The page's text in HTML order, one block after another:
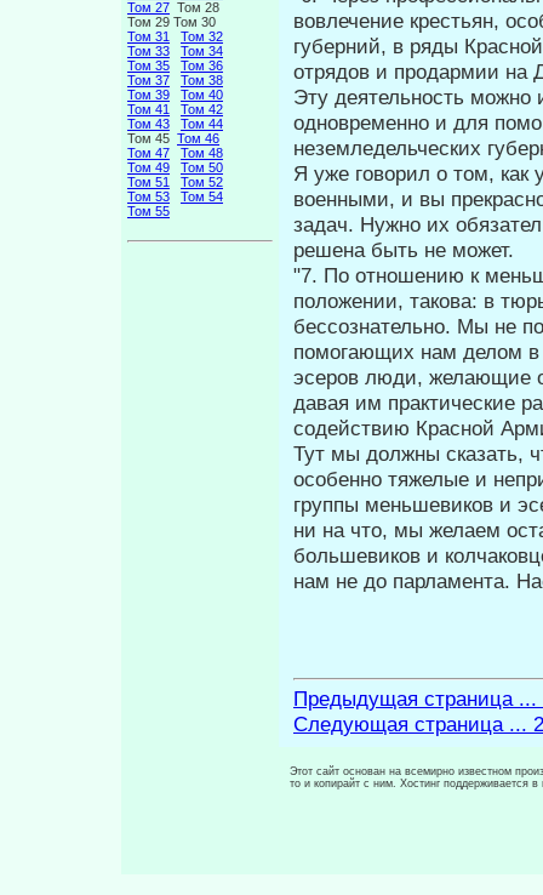
Том 27 Том 28
Том 29 Том 30
Том 31
Том 32
Том 33
Том 34
Том 35
Том 36
Том 37
Том 38
Том 39
Том 40
Том 41
Том 42
Том 43
Том 44
Том 45 Том 46
Том 47
Том 48
Том 49
Том 50
Том 51
Том 52
Том 53
Том 54
Том 55
вовлечение крестьян,
губерний, в ряды
отрядов и продармии на
Эту деятельность
одновремен­но и для
неземледельческих
Я уже говорил о том, как
военными, и вы
задач. Нужно их
решена быть не может.
"7. По отношению к
положе­нии, такова: в
бессознательно. Мы не
помогающих нам делом
эсеров люди, желающие
давая им практические
содействию Красной
Тут мы должны сказать,
особенно тяжелые и
группы меньшевиков и
ни на что, мы желаем
большевиков и
нам не до парламента.
Предыдущая страница ...
Следующая страница ...
Этот сайт основан на всемирно известном
то и копирайт с ним. Хостинг поддерживается